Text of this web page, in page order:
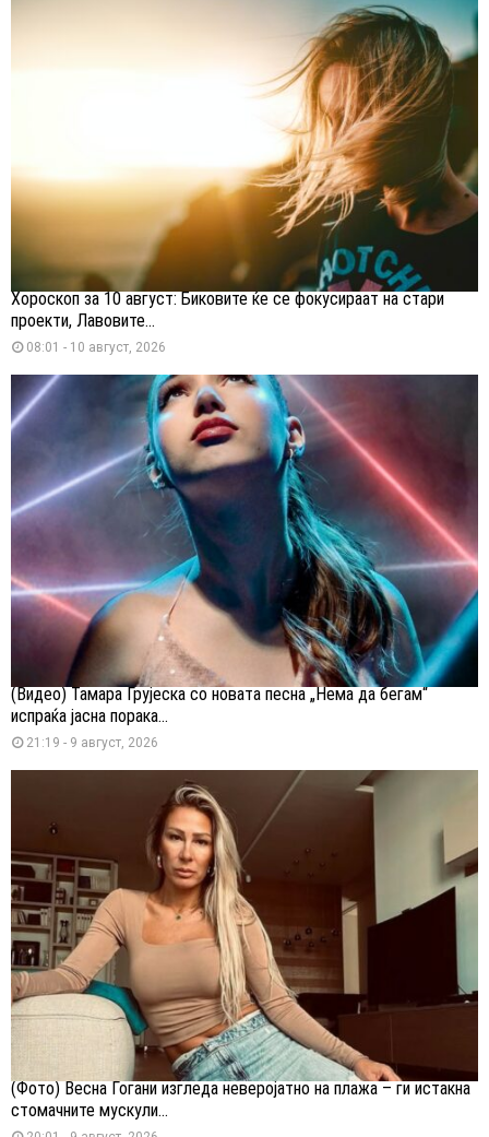
Хороскоп за 10 август: Биковите ќе се фокусираат на стари
проекти, Лавовите...
08:01 - 10 август, 2026
(Видео) Тамара Грујеска со новата песна „Нема да бегам“
испраќа јасна порака...
21:19 - 9 август, 2026
(Фото) Весна Ѓогани изгледа неверојатно на плажа – ги истакна
стомачните мускули...